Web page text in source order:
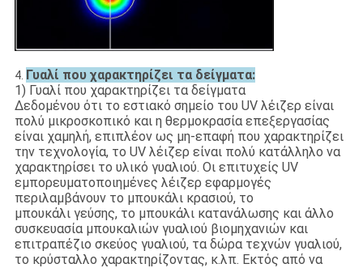
4. Γυαλί που χαρακτηρίζει τα δείγματα:
1) Γυαλί που χαρακτηρίζει τα δείγματα
Δεδομένου ότι το εστιακό σημείο του UV λέιζερ είναι
πολύ μικροσκοπικό και η θερμοκρασία επεξεργασίας
είναι χαμηλή, επιπλέον ως μη-επαφή που χαρακτηρίζει
την τεχνολογία, το UV λέιζερ είναι πολύ κατάλληλο να
χαρακτηρίσει το υλικό γυαλιού. Οι επιτυχείς UV
εμπορευματοποιημένες λέιζερ εφαρμογές
περιλαμβάνουν το μπουκάλι κρασιού, το
μπουκάλι γεύσης, το μπουκάλι κατανάλωσης και άλλο
συσκευασία μπουκαλιών γυαλιού βιομηχανιών και
επιτραπέζιο σκεύος γυαλιού, τα δώρα τεχνών γυαλιού,
το κρύσταλλο χαρακτηρίζοντας, κ.λπ. Εκτός από να